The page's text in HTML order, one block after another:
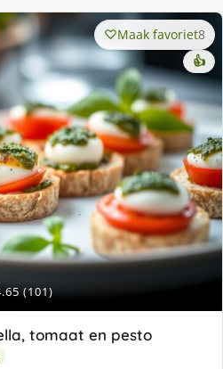
(101)
Maak favoriet8
👍
tomaat en pesto